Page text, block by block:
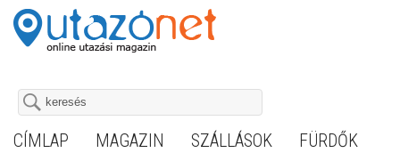
CÍMLAP MAGAZIN SZÁLLÁSOK
FÜRDŐK